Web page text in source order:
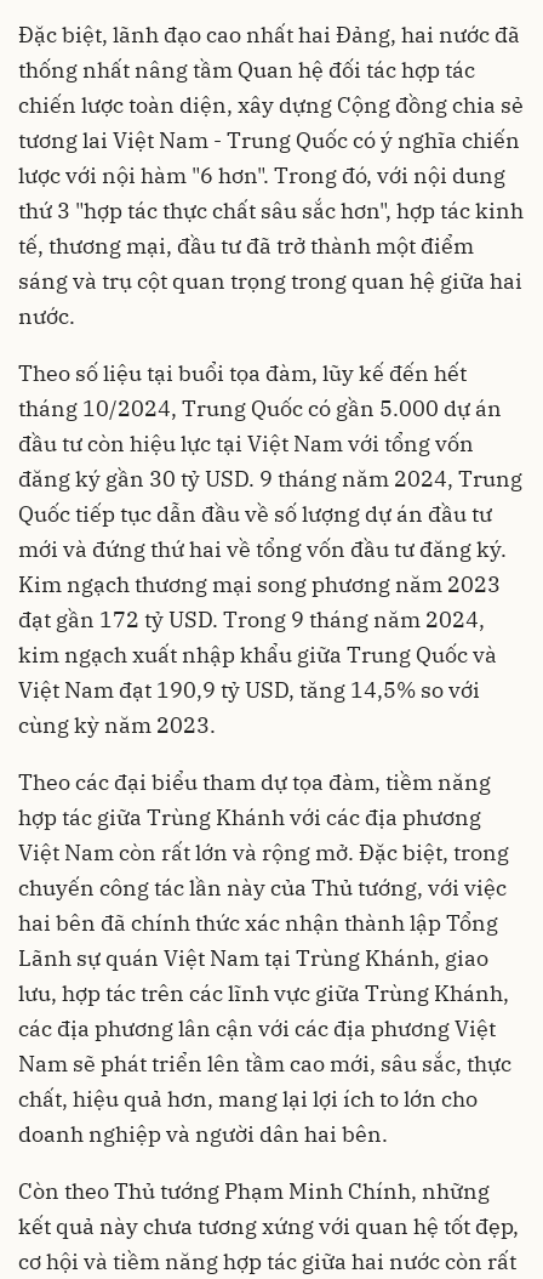
Đặc biệt, lãnh đạo cao nhất hai Đảng, hai nước đã
thống nhất nâng tầm Quan hệ đối tác hợp tác
chiến lược toàn diện, xây dựng Cộng đồng chia sẻ
tương lai Việt Nam - Trung Quốc có ý nghĩa chiến
lược với nội hàm "6 hơn". Trong đó, với nội dung
thứ 3 "hợp tác thực chất sâu sắc hơn", hợp tác kinh
tế, thương mại, đầu tư đã trở thành một điểm
sáng và trụ cột quan trọng trong quan hệ giữa hai
nước.
Theo số liệu tại buổi tọa đàm, lũy kế đến hết
tháng 10/2024, Trung Quốc có gần 5.000 dự án
đầu tư còn hiệu lực tại Việt Nam với tổng vốn
đăng ký gần 30 tỷ USD. 9 tháng năm 2024, Trung
Quốc tiếp tục dẫn đầu về số lượng dự án đầu tư
mới và đứng thứ hai về tổng vốn đầu tư đăng ký.
Kim ngạch thương mại song phương năm 2023
đạt gần 172 tỷ USD. Trong 9 tháng năm 2024,
kim ngạch xuất nhập khẩu giữa Trung Quốc và
Việt Nam đạt 190,9 tỷ USD, tăng 14,5% so với
cùng kỳ năm 2023.
Theo các đại biểu tham dự tọa đàm, tiềm năng
hợp tác giữa Trùng Khánh với các địa phương
Việt Nam còn rất lớn và rộng mở. Đặc biệt, trong
chuyến công tác lần này của Thủ tướng, với việc
hai bên đã chính thức xác nhận thành lập Tổng
Lãnh sự quán Việt Nam tại Trùng Khánh, giao
lưu, hợp tác trên các lĩnh vực giữa Trùng Khánh,
các địa phương lân cận với các địa phương Việt
Nam sẽ phát triển lên tầm cao mới, sâu sắc, thực
chất, hiệu quả hơn, mang lại lợi ích to lớn cho
doanh nghiệp và người dân hai bên.
Còn theo Thủ tướng Phạm Minh Chính, những
kết quả này chưa tương xứng với quan hệ tốt đẹp,
cơ hội và tiềm năng hợp tác giữa hai nước còn rất